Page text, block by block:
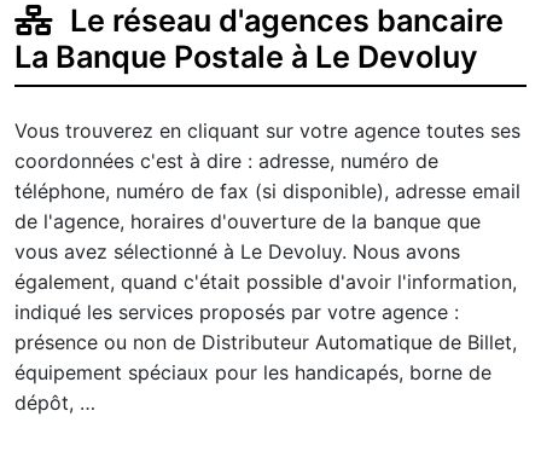
Le réseau d'agences bancaire
La Banque Postale à Le Devoluy
Vous trouverez en cliquant sur votre agence toutes ses
coordonnées c'est à dire : adresse, numéro de
téléphone, numéro de fax (si disponible), adresse email
de l'agence, horaires d'ouverture de la banque que
vous avez sélectionné à Le Devoluy. Nous avons
également, quand c'était possible d'avoir l'information,
indiqué les services proposés par votre agence :
présence ou non de Distributeur Automatique de Billet,
équipement spéciaux pour les handicapés, borne de
dépôt, …